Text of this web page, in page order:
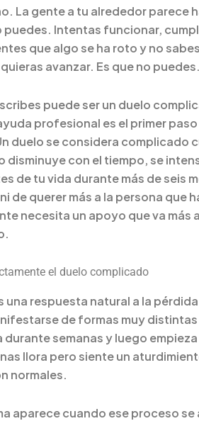
La gente a tu alrededor parece
puedes. Intentas funcionar,
que algo se ha roto y no
avanzar. Es que no puedes.
puede ser un duelo
profesional es el primer
duelo se considera complicado
disminuye con el tiempo, se
de tu vida durante más de seis
de querer más a la persona que
necesita un apoyo que va más
el duelo complicado
una respuesta natural a la
de formas muy
durante semanas y luego
llora pero siente un
normales.
aparece cuando ese proceso